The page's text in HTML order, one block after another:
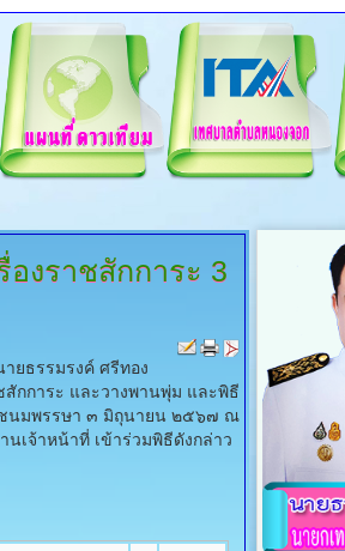
งราชสักการะ 3
ยธรรมรงค์ ศรีทอง
สักการะ และวางพานพุ่ม และพิธี
ชนมพรรษา ๓ มิถุนายน ๒๕๖๗ ณ
นเจ้าหน้าที่ เข้าร่วมพิธีดังกล่าว